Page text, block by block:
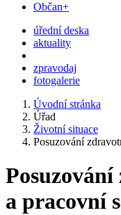
Občan+
úřední deska
aktuality
zpravodaj
fotogalerie
Úvodní stránka
Úřad
Životní situace
Posuzování
a pracovní